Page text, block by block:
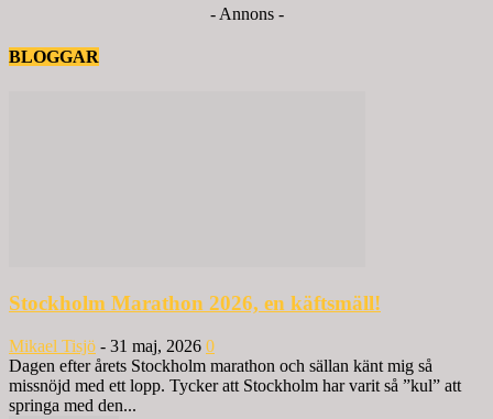
- Annons -
BLOGGAR
Stockholm Marathon 2026, en käftsmäll!
Mikael Tisjö - 31 maj, 2026 0
Dagen efter årets Stockholm marathon och sällan känt mig så
missnöjd med ett lopp. Tycker att Stockholm har varit så ”kul” att
springa med den...